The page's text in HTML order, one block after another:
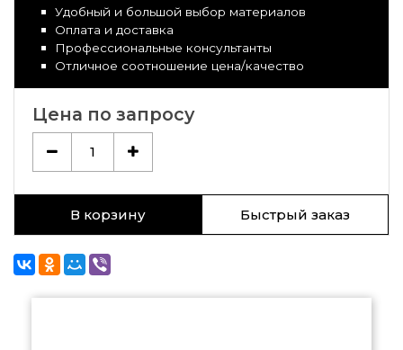
Удобный и большой выбор материалов
Оплата и доставка
Профессиональные консультанты
Отличное соотношение цена/качество
Цена по запросу
1
В корзину Быстрый заказ